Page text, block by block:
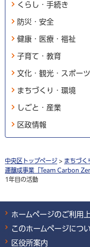
くらし・手続き
防災・安全
健康・医療・福祉
子育て・教育
文化・観光・スポーツ
まちづくり・環境
しごと・産業
区政情報
中央区トップページ > まちづく
運醸成事業「Team Carbon
1年目の活動
ホームページのご利用
このホームページにつ
区役所案内